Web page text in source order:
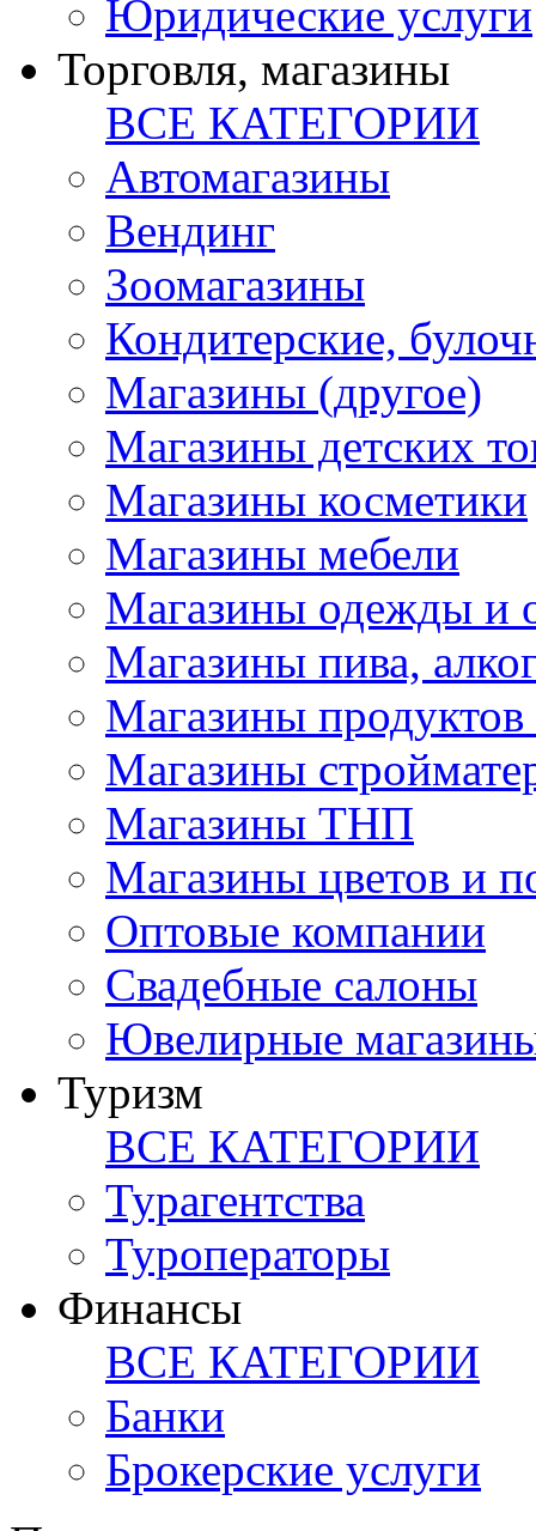
Юридические услуги
Торговля, магазины
ВСЕ КАТЕГОРИИ
Автомагазины
Вендинг
Зоомагазины
Кондитерские,
Магазины (другое)
Магазины детских
Магазины косметики
Магазины мебели
Магазины одежды и
Магазины пива,
Магазины продуктов
Магазины
Магазины ТНП
Магазины цветов и
Оптовые компании
Свадебные салоны
Ювелирные
Туризм
ВСЕ КАТЕГОРИИ
Турагентства
Туроператоры
Финансы
ВСЕ КАТЕГОРИИ
Банки
Брокерские услуги